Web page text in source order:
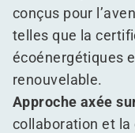
conçus pour
telles que la
écoénergétiques
renouvelable.
Approche axée
collaboration et